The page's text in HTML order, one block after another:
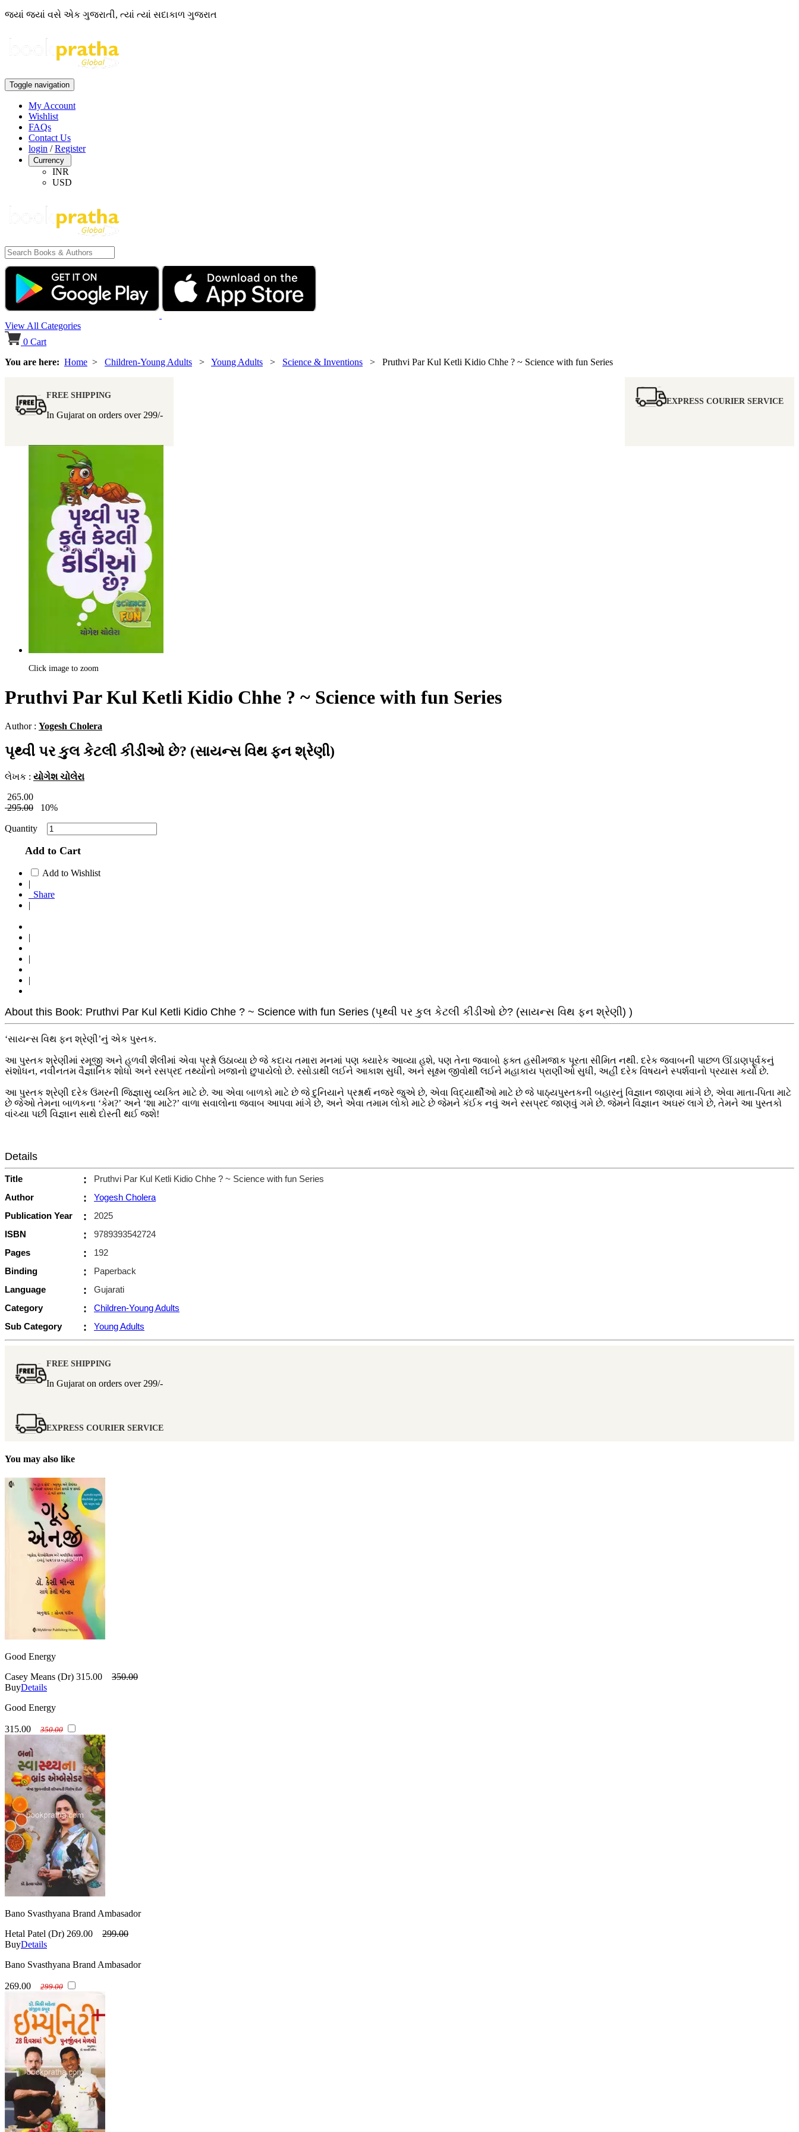
જ્યાં જ્યાં વસે એક ગુજરાતી, ત્યાં ત્યાં સદાકાળ ગુજરાત
Toggle navigation
My Account
Wishlist
FAQs
Contact Us
login /Register
Currency
INR
USD
View All Categories
0 Cart
You are here: Home > Children-Young Adults > Young Adults > Science & Inventions > Pruthvi Par Kul Ketli Kidio Chhe ? ~ Science with fun Series
FREE SHIPPING
In Gujarat on orders over 299/-
EXPRESS COURIER SERVICE
Click image to zoom
Pruthvi Par Kul Ketli Kidio Chhe ? ~ Science with fun Series
Author : Yogesh Cholera
પૃથ્વી પર કુલ કેટલી કીડીઓ છે? (સાયન્સ વિથ ફન શ્રેણી)
લેખક : યોગેશ ચોલેરા
265.00
295.00
10%
Quantity
Add to Cart
Add to Wishlist
|
Share
|
|
|
|
About this Book: Pruthvi Par Kul Ketli Kidio Chhe ? ~ Science with fun Series (પૃથ્વી પર કુલ કેટલી કીડીઓ છે? (સાયન્સ વિથ ફન શ્રેણી) )
‘સાયન્સ વિથ ફન શ્રેણી’નું એક પુસ્તક.
આ પુસ્તક શ્રેણીમાં રમૂજી અને હળવી શૈલીમાં એવા પ્રશ્નો ઉઠાવ્યા છે જે કદાચ તમારા મનમાં પણ ક્યારેક આવ્યા હશે, પણ તેના જવાબો ફક્ત હસીમજાક પૂરતા સીમિત નથી. દરેક જવાબની પાછળ ઊંડાણપૂર્વકનું
સંશોધન, નવીનતમ વૈજ્ઞાનિક શોધો અને રસપ્રદ તથ્યોનો ખજાનો છુપાયેલો છે. રસોડાથી લઈને આકાશ સુધી, અને સૂક્ષ્મ જીવોથી લઈને મહાકાય પ્રાણીઓ સુધી, અહીં દરેક વિષયને સ્પર્શવાનો પ્રયાસ કર્યો છે.
આ પુસ્તક શ્રેણી દરેક ઉંમરની જિજ્ઞાસુ વ્યક્તિ માટે છે. આ એવા બાળકો માટે છે જે દુનિયાને પ્રશ્નાર્થ નજરે જુએ છે, એવા વિદ્યાર્થીઓ માટે છે જે પાઠ્યપુસ્તકની બહારનું વિજ્ઞાન જાણવા માંગે છે, એવા માતા-પિતા માટે
છે જેઓ તેમના બાળકના ‘કેમ?’ અને ‘શા માટે?’ વાળા સવાલોના જવાબ આપવા માંગે છે, અને એવા તમામ લોકો માટે છે જેમને કંઈક નવું અને રસપ્રદ જાણવું ગમે છે. જેમને વિજ્ઞાન અઘરું લાગે છે, તેમને આ પુસ્તકો
વાંચ્યા પછી વિજ્ઞાન સાથે દોસ્તી થઈ જશે!
Details
Title :
Pruthvi Par Kul Ketli Kidio Chhe ? ~ Science with fun Series
Author
:
Yogesh Cholera
Publication Year
:
2025
ISBN
:
9789393542724
Pages
:
192
Binding
:
Paperback
Language
:
Gujarati
Category
:
Children-Young Adults
Sub Category
: Young Adults
FREE SHIPPING
In Gujarat on orders over 299/-
EXPRESS COURIER SERVICE
You may also like
Good Energy
Casey Means (Dr) 315.00
350.00
BuyDetails
Good Energy
315.00 350.00
Bano Svasthyana Brand Ambasador
Hetal Patel (Dr) 269.00
299.00
BuyDetails
Bano Svasthyana Brand Ambasador
269.00 299.00